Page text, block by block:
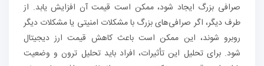
صرافی بزرگ ایجاد شود، ممکن است قیمت آن افزایش یابد. از
طرف دیگر، اگر صرافی‌های بزرگ با مشکلات امنیتی یا مشکلات دیگر
روبرو شوند، این ممکن است باعث کاهش قیمت ارز دیجیتال
شود. برای تحلیل این تأثیرات، افراد باید تحلیل ترون و وضعیت